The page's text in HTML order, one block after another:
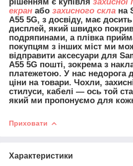
екран або захисного скла на
A55 5G, з досвіду, має
дисплей, який швидко
подряпинами, а плівка
покупцям з інших міст ми
відправити аксесуари для
A55 5G пошті, зокрема з
платежетою. У нас недорога
ціни на товари. Чохли,
стилуси, кабелі — ось той
який ми пропонуємо для
Приховати
Характеристики